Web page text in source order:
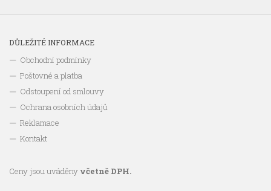
DŮLEŽITÉ INFORMACE
Obchodní podmínky
Poštovné a platba
Odstoupení od smlouvy
Ochrana osobních údajů
Reklamace
Kontakt
Ceny jsou uváděny včetně DPH.